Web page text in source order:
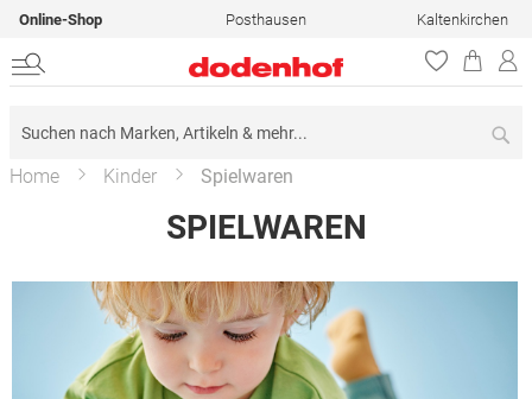
Online-Shop Posthausen Kaltenkirchen
Home Kinder Spielwaren
SPIELWAREN